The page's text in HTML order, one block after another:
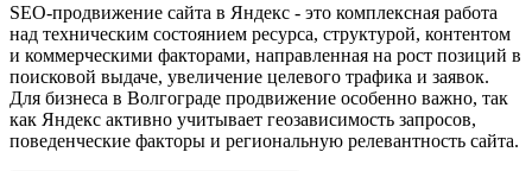
SEO-продвижение сайта в Яндекс - это комплексная работа
над техническим состоянием ресурса, структурой, контентом
и коммерческими факторами, направленная на рост позиций в
поисковой выдаче, увеличение целевого трафика и заявок.
Для бизнеса в Волгограде продвижение особенно важно, так
как Яндекс активно учитывает геозависимость запросов,
поведенческие факторы и региональную релевантность сайта.